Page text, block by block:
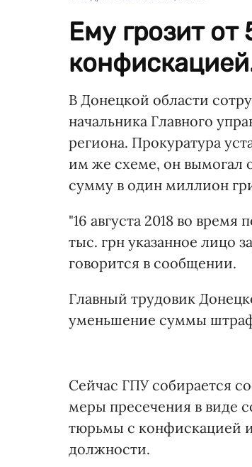
Ему грозит
В Донецкой области
начальника Главного
региона. Прокуратура
им же схеме, он вымогал
сумму в один миллион
"16 августа 2018 во
тыс. грн указанное лицо
говорится в сообщении.
Главный трудовик
уменьшение суммы
Сейчас ГПУ собирается
меры пресечения в виде
тюрьмы с конфискацией
должности.